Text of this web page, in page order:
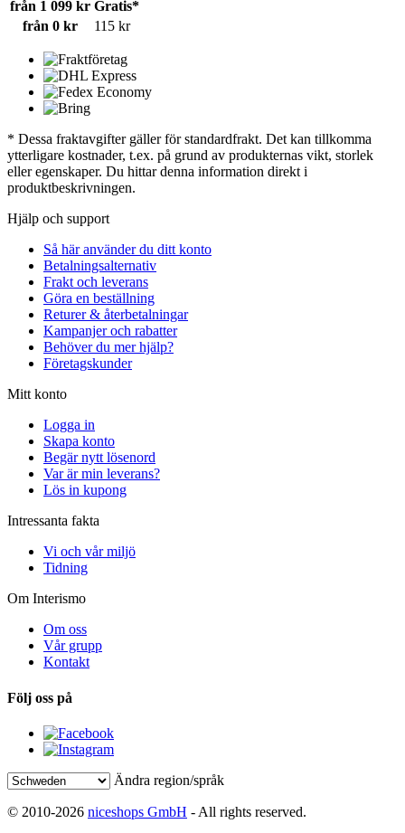
från 1 099 kr Gratis*
från 0 kr
115 kr
* Dessa fraktavgifter gäller för standardfrakt. Det kan tillkomma
ytterligare kostnader, t.ex. på grund av produkternas vikt, storlek
eller egenskaper. Du hittar denna information direkt i
produktbeskrivningen.
Hjälp och support
Så här använder du ditt konto
Betalningsalternativ
Frakt och leverans
Göra en beställning
Returer & återbetalningar
Kampanjer och rabatter
Behöver du mer hjälp?
Företagskunder
Mitt konto
Logga in
Skapa konto
Begär nytt lösenord
Var är min leverans?
Lös in kupong
Intressanta fakta
Vi och vår miljö
Tidning
Om Interismo
Om oss
Vår grupp
Kontakt
Följ oss på
Ändra region/språk
© 2010-2026 niceshops GmbH - All rights reserved.